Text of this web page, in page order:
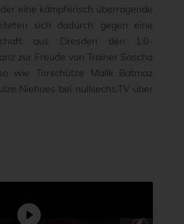
eine kämpferisch überragende
sich dadurch gegen eine
aus Dresden den 1:0-
zur Freude von Trainer Sascha
wie Torschütze Malik Batmaz
Niehues bei nullsechs.TV über